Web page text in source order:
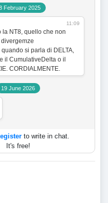
February 2025
11:09
la NT8, quello che non
quando si parla di DELTA,
il CumulativeDelta o il
CORDIALMENTE.
19 June 2026
to write in chat.
It's free!